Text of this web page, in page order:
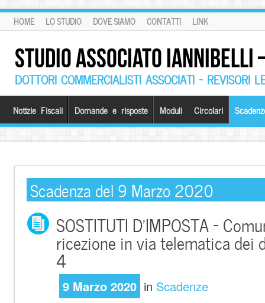
HOME LO STUDIO DOVE SIAMO CONTATTI LINK
STUDIO ASSOCIATO
DOTTORI COMMERCIALISTI ASSOCIATI – REVISORI
Notizie Fiscali Domande e risposte Moduli Circolari
Scadenza del 9 Marzo 2020
SOSTITUTI D’IMPOSTA –
ricezione in via telematica
4
9 Marzo 2020 in Scadenze